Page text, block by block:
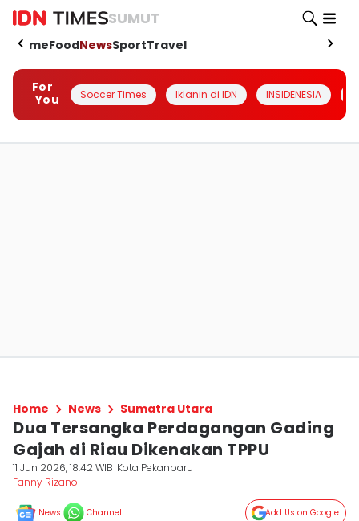
SUMUT
HomeFoodNewsSportTravel
For
You
Soccer Times Iklanin di IDN INSIDENESIA
Home News Sumatra Utara
Dua Tersangka Perdagangan Gading
Gajah di Riau Dikenakan TPPU
11 Jun 2026, 18:42 WIB Kota Pekanbaru
Fanny Rizano
News Channel Add Us on Google